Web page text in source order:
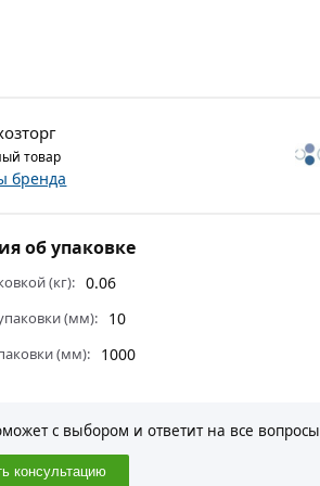
товар
бренда
об упаковке
(кг): 0.06
(мм): 10
(мм): 1000
с выбором и ответит на все вопросы
консультацию